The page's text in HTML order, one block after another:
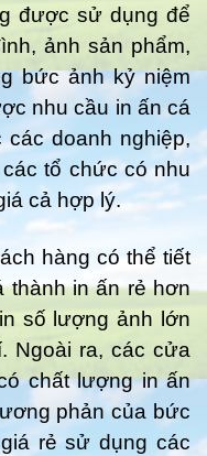
được sử dụng để
ảnh sản phẩm,
bức ảnh kỷ niệm
nhu cầu in ấn cá
doanh nghiệp,
tổ chức có nhu
cả hợp lý.
hàng có thể tiết
thành in ấn rẻ hơn
số lượng ảnh lớn
Ngoài ra, các cửa
chất lượng in ấn
phản của bức
rẻ sử dụng các